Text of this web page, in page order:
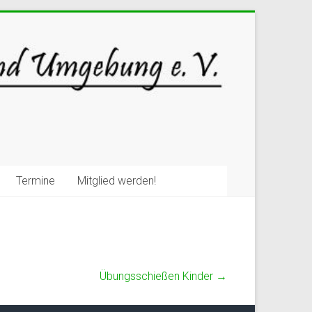
Termine Mitglied werden!
Übungsschießen Kinder →